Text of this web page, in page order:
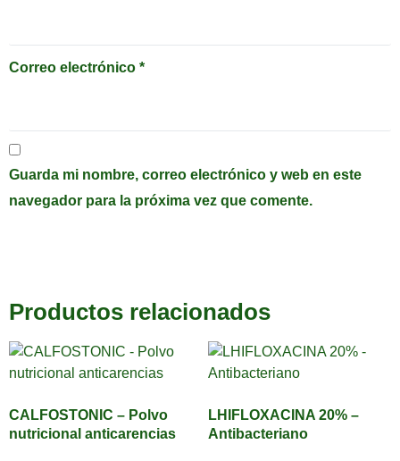
Correo electrónico *
Guarda mi nombre, correo electrónico y web en este
navegador para la próxima vez que comente.
Productos relacionados
CALFOSTONIC – Polvo
nutricional anticarencias
LHIFLOXACINA 20% –
Antibacteriano